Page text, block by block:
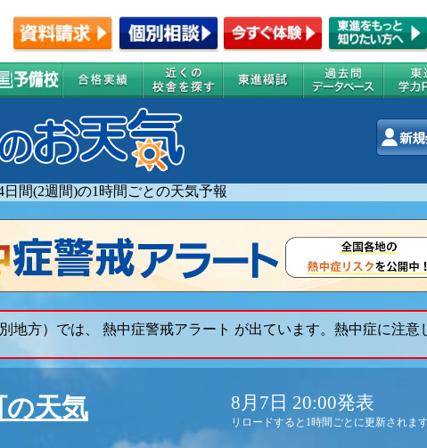
日間(2週間)の1時間ごとの天気予報
地方）では、 熱中症警戒アラート が出ています。熱中症に注意
の天気 8月7日 20:00発表
リロードすると1時間ごとに更新されます